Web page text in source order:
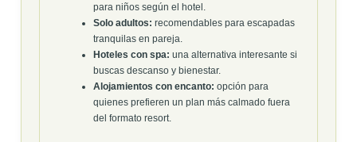
para niños según el hotel.
Solo adultos: recomendables para escapadas
tranquilas en pareja.
Hoteles con spa: una alternativa interesante si
buscas descanso y bienestar.
Alojamientos con encanto: opción para
quienes prefieren un plan más calmado fuera
del formato resort.